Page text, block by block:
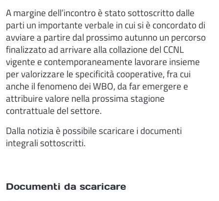
A margine dell’incontro è stato sottoscritto dalle
parti un importante verbale in cui si è concordato di
avviare a partire dal prossimo autunno un percorso
finalizzato ad arrivare alla collazione del CCNL
vigente e contemporaneamente lavorare insieme
per valorizzare le specificità cooperative, fra cui
anche il fenomeno dei WBO, da far emergere e
attribuire valore nella prossima stagione
contrattuale del settore.
Dalla notizia è possibile scaricare i documenti
integrali sottoscritti.
Documenti da scaricare